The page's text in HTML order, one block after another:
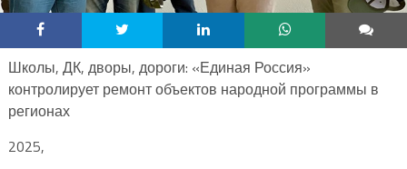
Школы, ДК, дворы, дороги: «Единая Россия»
контролирует ремонт объектов народной программы в
регионах
2025,